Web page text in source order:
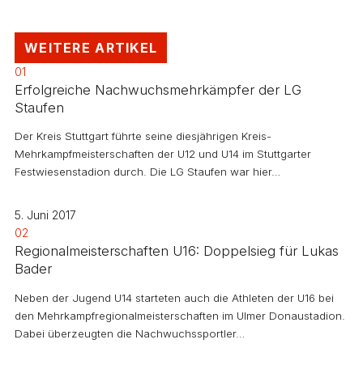
WEITERE ARTIKEL
01
Erfolgreiche Nachwuchsmehrkämpfer der LG
Staufen
Der Kreis Stuttgart führte seine diesjährigen Kreis-
Mehrkampfmeisterschaften der U12 und U14 im Stuttgarter
Festwiesenstadion durch. Die LG Staufen war hier…
5. Juni 2017
02
Regionalmeisterschaften U16: Doppelsieg für Lukas
Bader
Neben der Jugend U14 starteten auch die Athleten der U16 bei
den Mehrkampfregionalmeisterschaften im Ulmer Donaustadion.
Dabei überzeugten die Nachwuchssportler…